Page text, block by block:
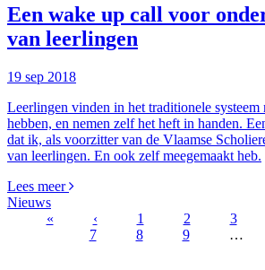
Een wake up call voor
van leerlingen
19 sep 2018
Leerlingen vinden in het traditionele systeem
hebben, en nemen zelf het heft in handen.
dat ik, als voorzitter van de Vlaamse
van leerlingen. En ook zelf meegemaakt heb.
Lees meer
Nieuws
« ‹ 1 2 3
7
8 9 …